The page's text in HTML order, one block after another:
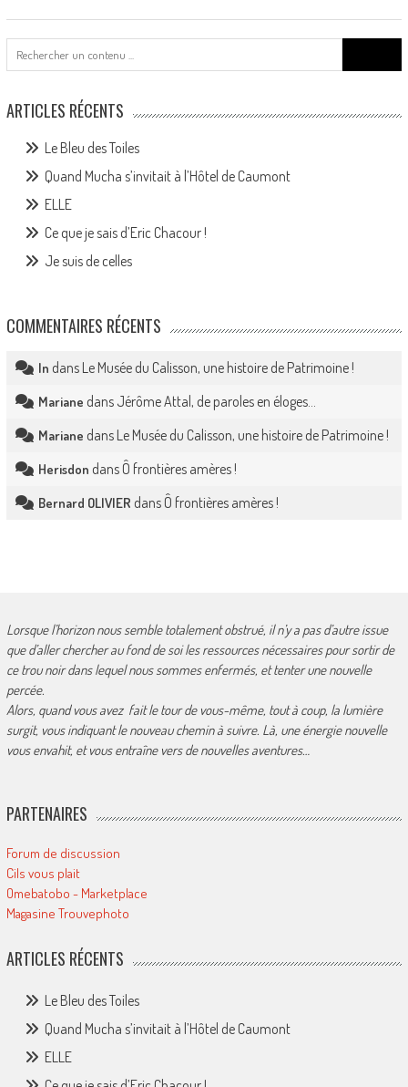
ARTICLES RÉCENTS
Le Bleu des Toiles
Quand Mucha s’invitait à l’Hôtel de Caumont
ELLE
Ce que je sais d’Eric Chacour !
Je suis de celles
COMMENTAIRES RÉCENTS
In dans Le Musée du Calisson, une histoire de Patrimoine !
Mariane dans Jérôme Attal, de paroles en éloges…
Mariane dans Le Musée du Calisson, une histoire de Patrimoine !
Herisdon dans Ô frontières amères !
Bernard OLIVIER dans Ô frontières amères !
Lorsque l’horizon nous semble totalement obstrué, il n’y a pas d’autre issue
que d’aller chercher au fond de soi les ressources nécessaires pour sortir de
ce trou noir dans lequel nous sommes enfermés, et tenter une nouvelle
percée.
Alors, quand vous avez fait le tour de vous-même, tout à coup, la lumière
surgit, vous indiquant le nouveau chemin à suivre. Là, une énergie nouvelle
vous envahit, et vous entraîne vers de nouvelles aventures…
PARTENAIRES
Forum de discussion
Cils vous plait
Omebatobo - Marketplace
Magasine Trouvephoto
ARTICLES RÉCENTS
Le Bleu des Toiles
Quand Mucha s’invitait à l’Hôtel de Caumont
ELLE